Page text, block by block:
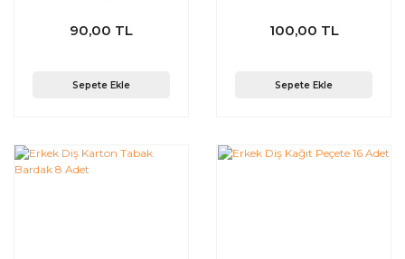
90,00 TL
Sepete Ekle
100,00 TL
Sepete Ekle